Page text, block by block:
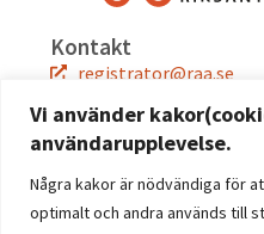
Vi använder
användarupplevelse.
Några kakor är nödvändiga för
optimalt och andra används till
Kontakt
registrator@raa.se
Snabblänkar
Jobba hos oss
Press